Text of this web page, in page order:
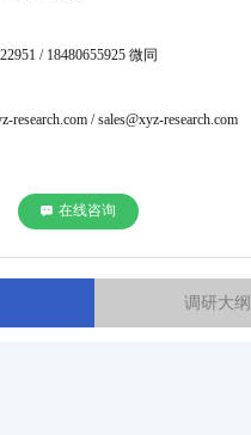
/ 18480655925 微同
research.com / sales@xyz-research.com
在线咨询
调研大纲